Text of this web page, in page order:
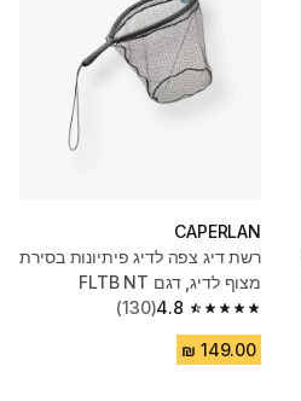
CAPERLAN
רשת דיג צפה לדיג פיתיונות בסירת
מצוף לדיג, דגם FLTB NT
4.8
4.8 out of 5 stars from 130 reviews
(130)